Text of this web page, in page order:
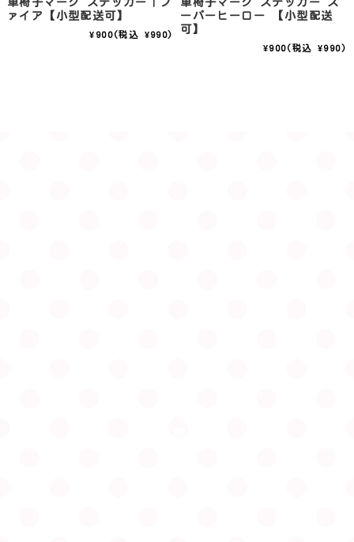
車椅子マーク ステッカー｜フ
ァイア【小型配送可】
¥900(税込 ¥990)
車椅子マーク ステッカー ス
ーパーヒーロー 【小型配送
可】
¥900(税込 ¥990)